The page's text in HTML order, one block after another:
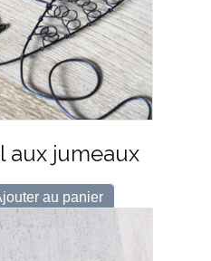
aux jumeaux
au panier